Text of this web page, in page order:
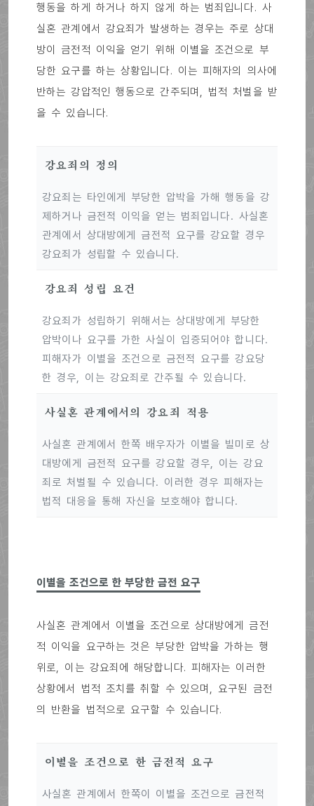
행동을 하게 하거나 하지 않게 하는 범죄입니다. 사
실혼 관계에서 강요죄가 발생하는 경우는 주로 상대
방이 금전적 이익을 얻기 위해 이별을 조건으로 부
당한 요구를 하는 상황입니다. 이는 피해자의 의사에
반하는 강압적인 행동으로 간주되며, 법적 처벌을 받
을 수 있습니다.
강요죄의 정의
강요죄는 타인에게 부당한 압박을 가해 행동을 강
제하거나 금전적 이익을 얻는 범죄입니다. 사실혼
관계에서 상대방에게 금전적 요구를 강요할 경우
강요죄가 성립할 수 있습니다.
강요죄 성립 요건
강요죄가 성립하기 위해서는 상대방에게 부당한
압박이나 요구를 가한 사실이 입증되어야 합니다.
피해자가 이별을 조건으로 금전적 요구를 강요당
한 경우, 이는 강요죄로 간주될 수 있습니다.
사실혼 관계에서의 강요죄 적용
사실혼 관계에서 한쪽 배우자가 이별을 빌미로 상
대방에게 금전적 요구를 강요할 경우, 이는 강요
죄로 처벌될 수 있습니다. 이러한 경우 피해자는
법적 대응을 통해 자신을 보호해야 합니다.
이별을 조건으로 한 부당한 금전 요구
사실혼 관계에서 이별을 조건으로 상대방에게 금전
적 이익을 요구하는 것은 부당한 압박을 가하는 행
위로, 이는 강요죄에 해당합니다. 피해자는 이러한
상황에서 법적 조치를 취할 수 있으며, 요구된 금전
의 반환을 법적으로 요구할 수 있습니다.
이별을 조건으로 한 금전적 요구
사실혼 관계에서 한쪽이 이별을 조건으로 금전적